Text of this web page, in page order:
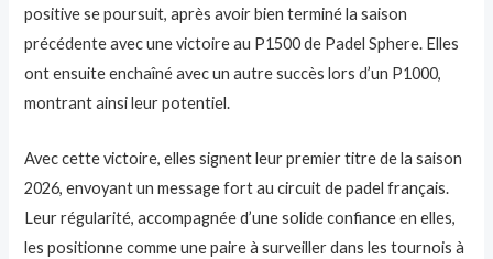
positive se poursuit, après avoir bien terminé la saison
précédente avec une victoire au P1500 de Padel Sphere. Elles
ont ensuite enchaîné avec un autre succès lors d’un P1000,
montrant ainsi leur potentiel.
Avec cette victoire, elles signent leur premier titre de la saison
2026, envoyant un message fort au circuit de padel français.
Leur régularité, accompagnée d’une solide confiance en elles,
les positionne comme une paire à surveiller dans les tournois à